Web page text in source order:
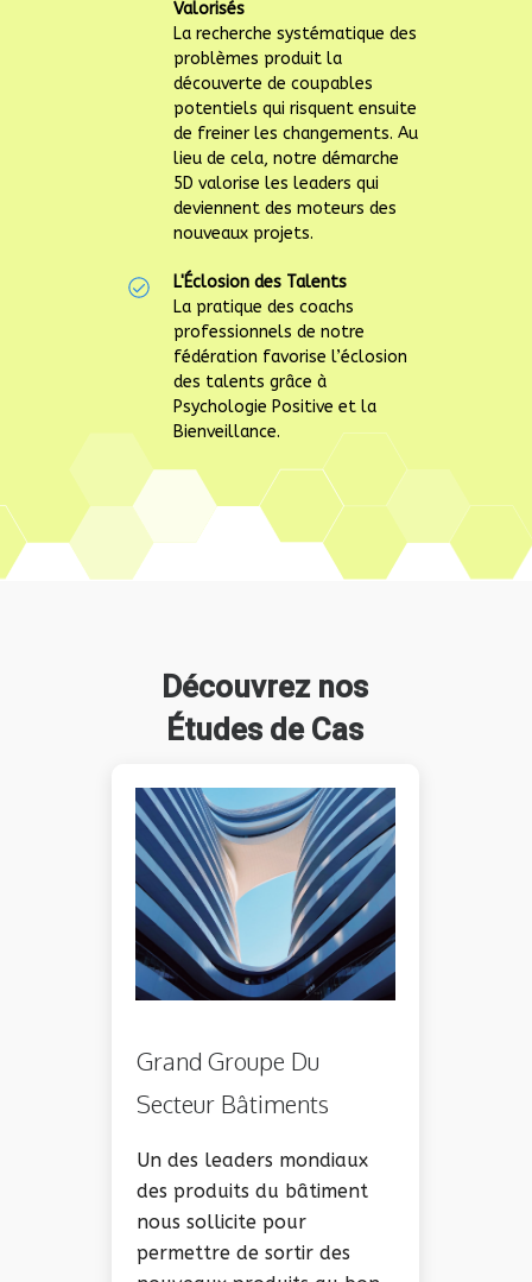
Valorisés
La recherche systématique des
problèmes produit la
découverte de coupables
potentiels qui risquent ensuite
de freiner les changements. Au
lieu de cela, notre démarche
5D valorise les leaders qui
deviennent des moteurs des
nouveaux projets.
L'Éclosion des Talents
La pratique des coachs
professionnels de notre
fédération favorise l’éclosion
des talents grâce à
Psychologie Positive et la
Bienveillance.
Découvrez nos
Études de Cas
Grand Groupe Du
Secteur Bâtiments
Un des leaders mondiaux
des produits du bâtiment
nous sollicite pour
permettre de sortir des